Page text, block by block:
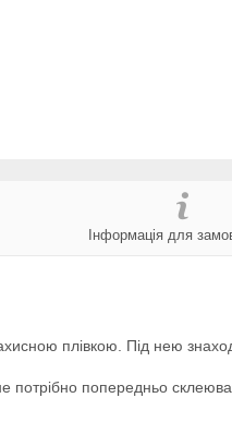
Інформація для
плівкою. Під нею
потрібно попередньо